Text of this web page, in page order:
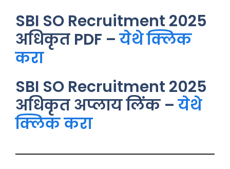
SBI SO Recruitment 2025
अधिकृत PDF –येथे क्लिक
करा
SBI SO Recruitment 2025
अधिकृत अप्लाय लिंक –येथे
क्लिक करा